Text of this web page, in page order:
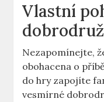
Vlastní
Nezapomínejte,
obohacena o‍
do hry zapojíte
vesmírné